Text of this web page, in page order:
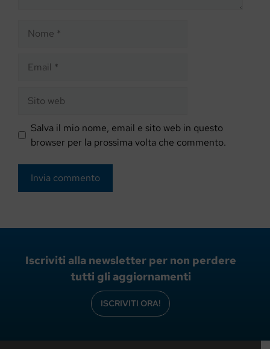
web
Salva il mio nome, email e sito web in questo
browser per la prossima volta che commento.
Iscriviti alla newsletter per non perdere
tutti gli aggiornamenti
ISCRIVITI ORA!